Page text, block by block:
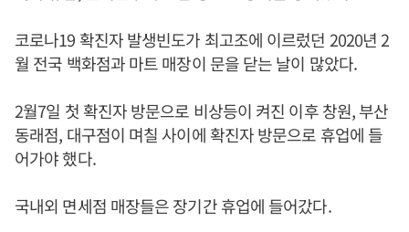
코로나19 확진자 발생빈도가 최고조에 이르렀던 2020년 2
월 전국 백화점과 마트 매장이 문을 닫는 날이 많았다.
2월7일 첫 확진자 방문으로 비상등이 켜진 이후 창원, 부산
동래점, 대구점이 며칠 사이에 확진자 방문으로 휴업에 들
어가야 했다.
국내외 면세점 매장들은 장기간 휴업에 들어갔다.